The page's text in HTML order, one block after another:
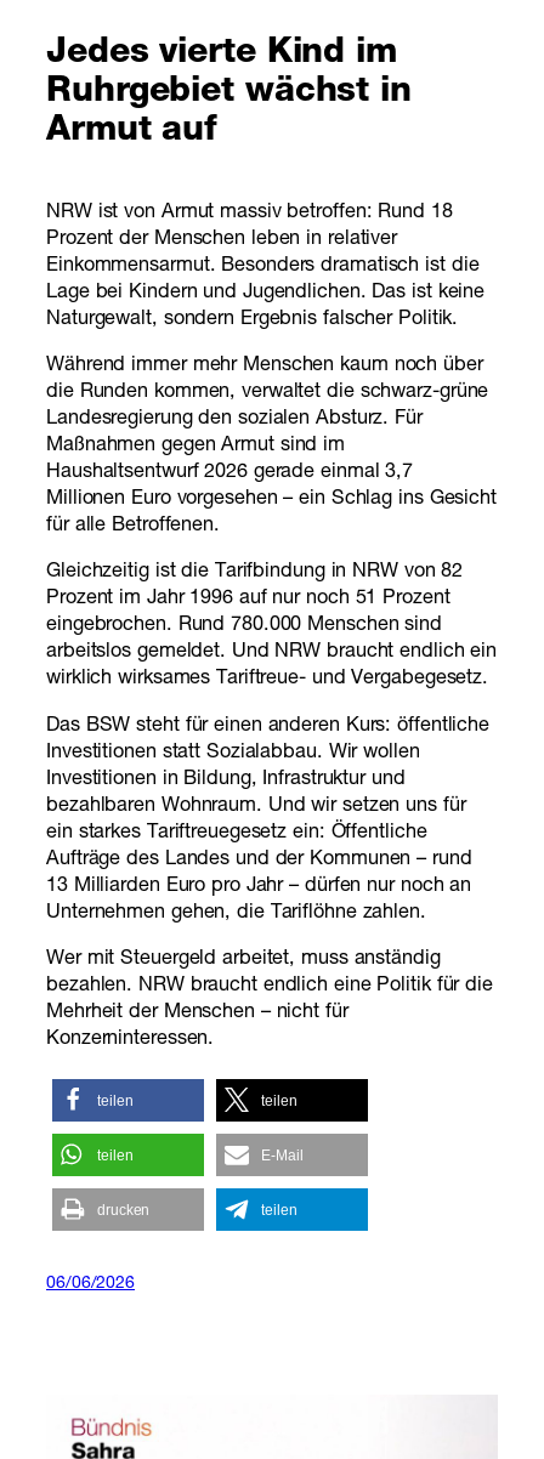
Jedes vierte Kind im
Ruhrgebiet wächst in
Armut auf
NRW ist von Armut massiv betroffen: Rund 18
Prozent der Menschen leben in relativer
Einkommensarmut. Besonders dramatisch ist die
Lage bei Kindern und Jugendlichen. Das ist keine
Naturgewalt, sondern Ergebnis falscher Politik.
Während immer mehr Menschen kaum noch über
die Runden kommen, verwaltet die schwarz-grüne
Landesregierung den sozialen Absturz. Für
Maßnahmen gegen Armut sind im
Haushaltsentwurf 2026 gerade einmal 3,7
Millionen Euro vorgesehen – ein Schlag ins Gesicht
für alle Betroffenen.
Gleichzeitig ist die Tarifbindung in NRW von 82
Prozent im Jahr 1996 auf nur noch 51 Prozent
eingebrochen. Rund 780.000 Menschen sind
arbeitslos gemeldet. Und NRW braucht endlich ein
wirklich wirksames Tariftreue- und Vergabegesetz.
Das BSW steht für einen anderen Kurs: öffentliche
Investitionen statt Sozialabbau. Wir wollen
Investitionen in Bildung, Infrastruktur und
bezahlbaren Wohnraum. Und wir setzen uns für
ein starkes Tariftreuegesetz ein: Öffentliche
Aufträge des Landes und der Kommunen – rund
13 Milliarden Euro pro Jahr – dürfen nur noch an
Unternehmen gehen, die Tariflöhne zahlen.
Wer mit Steuergeld arbeitet, muss anständig
bezahlen. NRW braucht endlich eine Politik für die
Mehrheit der Menschen – nicht für
Konzerninteressen.
teilen teilen
teilen E-Mail
drucken teilen
06/06/2026